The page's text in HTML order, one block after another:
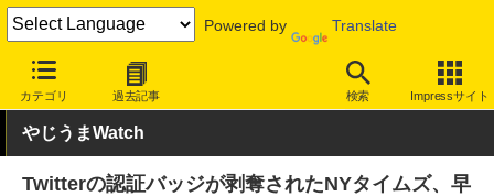
Powered by Translate
カテゴリ 過去記事 検索 Impressサイト
INTERNET Watch トピック
やじうまWatch
Twitterの認証バッジが剥奪されたNYタイムズ、早